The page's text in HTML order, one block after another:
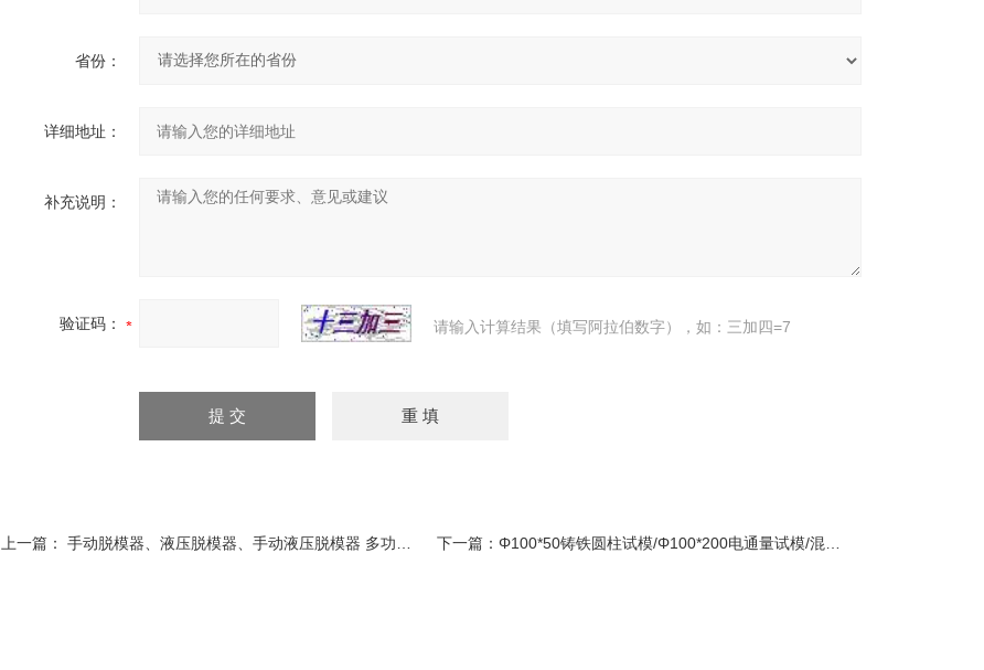
省份：
详细地址：
补充说明：
验证码： 请输入计算结果（填写阿拉伯数字），如：三加四=7
上一篇： 手动脱模器、液压脱模器、手动液压脱模器 多功能液压推土器 下一篇： Φ100*50铸铁圆柱试模/Φ100*200电通量试模/混凝土弹性模量试模